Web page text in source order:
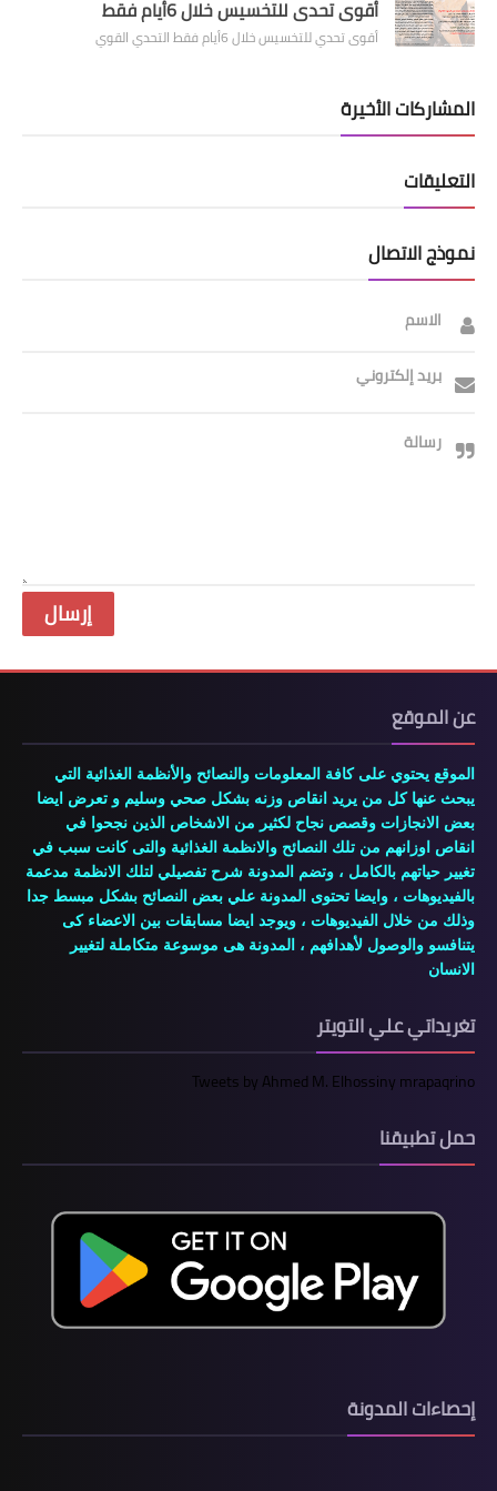
أقوى تحدي للتخسيس خلال 6أيام فقط
أقوى تحدي للتخسيس خلال 6أيام فقط التحدي القوي
المشاركات الأخيرة
التعليقات
نموذج الاتصال
الاسم
بريد إلكتروني
رسالة
عن الموقع
الموقع يحتوي على كافة المعلومات والنصائح والأنظمة الغذائية التي
يبحث عنها كل من يريد انقاص وزنه بشكل صحي وسليم و تعرض ايضا
بعض الانجازات وقصص نجاح لكثير من الاشخاص الذين نجحوا في
انقاص اوزانهم من تلك النصائح والانظمة الغذائية والتى كانت سبب في
تغيير حياتهم بالكامل ، وتضم المدونة شرح تفصيلي لتلك الانظمة مدعمة
بالفيديوهات ، وايضا تحتوى المدونة علي بعض النصائح بشكل مبسط جدا
وذلك من خلال الفيديوهات ، ويوجد ايضا مسابقات بين الاعضاء كى
يتنافسو والوصول لأهدافهم ، المدونة هى موسوعة متكاملة لتغيير
الانسان
تغريداتي علي التويتر
Tweets by Ahmed M. Elhossiny mrapaqrino
حمل تطبيقنا
إحصاءات المدونة